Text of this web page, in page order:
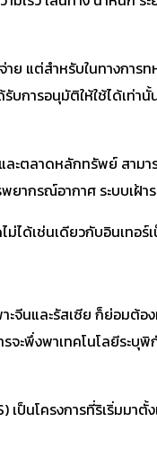
าย แต่สำหรับในทางกา
ารอนุมัติให้ใช้ได้เท่านั้
ละตลาดหลักทรัพย์ สาม
ากรณ์อากาศ ระบบเฝ้า
ม่ได้เช่นเดียวกับอินเทอ
จีนและรัสเซีย ก็ย่อมต้อ
ะพึ่งพาเทคโนโลยีระบุ
นโครงการที่ริเริ่มมาตั้